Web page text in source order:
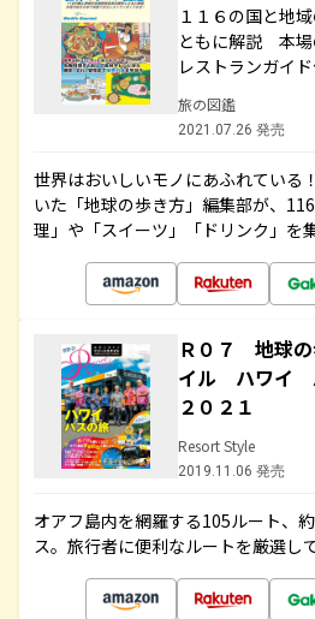
１１６の国と地
ともに解説 本場
レストランガイド
旅の図鑑
2021.07.26 発売
世界はおいしいモノにあふれてい
いた「地球の歩き方」編集部が、
理」や「スイーツ」「ドリンク」を
Ｒ０７ 地球
イル ハワイ
２０２１
Resort Style
2019.11.06 発売
オアフ島内を網羅する105ルート、
ス。旅行者に便利なルートを厳選し